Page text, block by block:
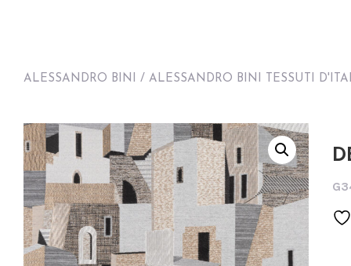
ALESSANDRO BINI / ALESSANDRO BINI TESSUTI